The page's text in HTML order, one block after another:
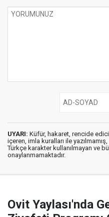
UYARI: Küfür, hakaret, rencide
içeren, imla kuralları ile yazılmamış,
Türkçe karakter kullanılmayan ve
onaylanmamaktadır.
Ovit Yaylası'nda